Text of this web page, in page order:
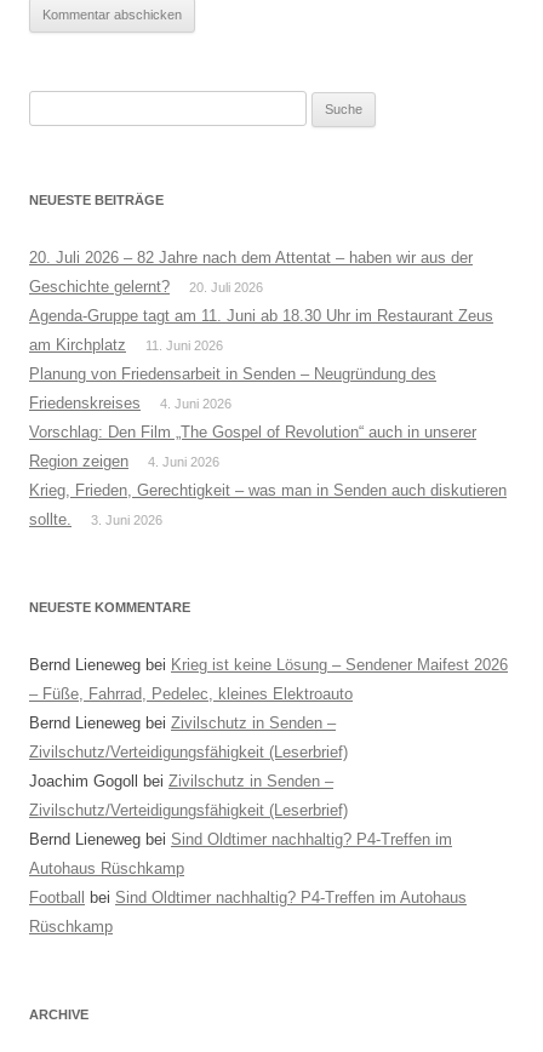
NEUESTE BEITRÄGE
20. Juli 2026 – 82 Jahre nach dem Attentat – haben wir aus der
Geschichte gelernt?
20. Juli 2026
Agenda-Gruppe tagt am 11. Juni ab 18.30 Uhr im Restaurant Zeus
am Kirchplatz
11. Juni 2026
Planung von Friedensarbeit in Senden – Neugründung des
Friedenskreises
4. Juni 2026
Vorschlag: Den Film „The Gospel of Revolution“ auch in unserer
Region zeigen
4. Juni 2026
Krieg, Frieden, Gerechtigkeit – was man in Senden auch diskutieren
sollte.
3. Juni 2026
NEUESTE KOMMENTARE
Bernd Lieneweg bei Krieg ist keine Lösung – Sendener Maifest 2026
– Füße, Fahrrad, Pedelec, kleines Elektroauto
Bernd Lieneweg bei Zivilschutz in Senden –
Zivilschutz/Verteidigungsfähigkeit (Leserbrief)
Joachim Gogoll
bei Zivilschutz in Senden –
Zivilschutz/Verteidigungsfähigkeit (Leserbrief)
Bernd Lieneweg bei Sind Oldtimer nachhaltig? P4-Treffen im
Autohaus Rüschkamp
Football
bei Sind Oldtimer nachhaltig? P4-Treffen im Autohaus
Rüschkamp
ARCHIVE